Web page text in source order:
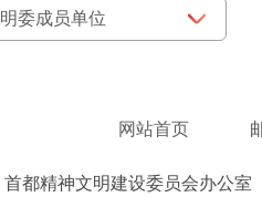
网站首页
都精神文明建设委员会办公室